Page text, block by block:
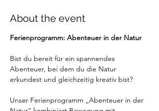
About the event
Ferienprogramm: Abenteuer in der Natur
Bist du bereit für ein spannendes
Abenteuer, bei dem du die Natur
erkundest und gleichzeitig kreativ bist?
Unser Ferienprogramm „Abenteuer in der